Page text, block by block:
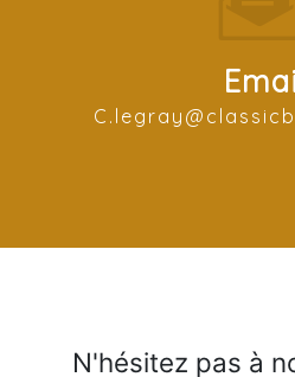
N'hésitez pas à